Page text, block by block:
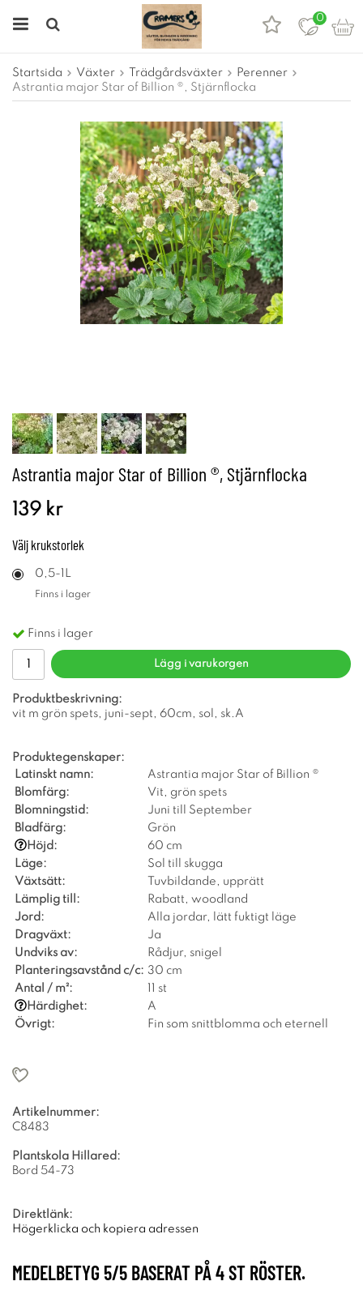
0
Startsida Växter Trädgårdsväxter
Perenner
Astrantia major Star of Billion ®, Stjärnflocka
Astrantia major Star of Billion ®, Stjärnflocka
139 kr
Välj krukstorlek
0,5-1L
Finns i lager
Finns i lager
Lägg i varukorgen
Produktbeskrivning:
vit m grön spets, juni-sept, 60cm, sol, sk.A
Produktegenskaper:
Latinskt namn:
Astrantia major Star of Billion ®
Blomfärg:
Vit, grön spets
Blomningstid:
Juni till September
Bladfärg:
Grön
Höjd:
60 cm
Läge:
Sol till skugga
Växtsätt:
Tuvbildande, upprätt
Lämplig till:
Rabatt, woodland
Jord:
Alla jordar, lätt fuktigt läge
Dragväxt:
Ja
Undviks av:
Rådjur, snigel
Planteringsavstånd c/c: 30 cm
Antal / m²:
11 st
Härdighet:
A
Övrigt:
Fin som snittblomma och eternell
Artikelnummer:
C8483
Plantskola Hillared:
Bord 54-73
Direktlänk:
Högerklicka och kopiera adressen
MEDELBETYG 5/5 BASERAT PÅ4ST RÖSTER.